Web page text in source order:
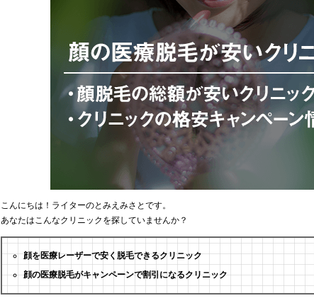
こんにちは！ライターのとみえみさとです。
あなたはこんなクリニックを探していませんか？
顔を医療レーザーで安く脱毛できるクリニック
顔の医療脱毛がキャンペーンで割引になるクリニック